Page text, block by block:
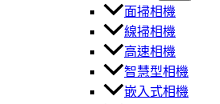
面掃相機
線掃相機
高速相機
智慧型相機
嵌入式相機